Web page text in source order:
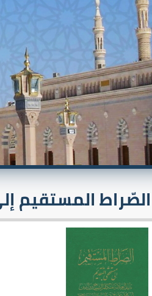
الصّراط المستقيم